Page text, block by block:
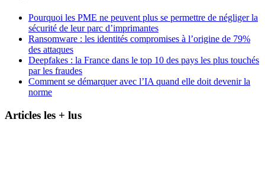
Pourquoi les PME ne peuvent plus se permettre de négliger la
sécurité de leur parc d’imprimantes
Ransomware : les identités compromises à l’origine de 79%
des attaques
Deepfakes : la France dans le top 10 des pays les plus touchés
par les fraudes
Comment se démarquer avec l’IA quand elle doit devenir la
norme
Articles les + lus